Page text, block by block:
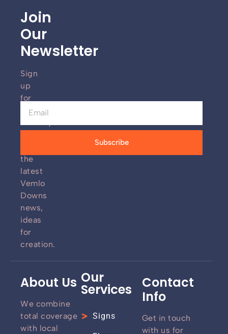
Join
Our
Newsletter
Sign
up
for
our
the
latest
Vemlo
Downs
news,
ideas
for
creation.
Subscribe
About Us
We combine
total coverage
with local
Our
Services
Signs
Contact
Info
Get in touch
with us for